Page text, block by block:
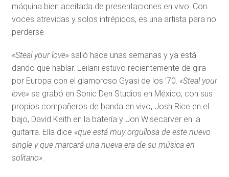
máquina bien aceitada de presentaciones en vivo. Con
voces atrevidas y solos intrépidos, es una artista para no
perderse.
«Steal your love»salió hace unas semanas y ya está
dando que hablar. Leilani estuvo recientemente de gira
por Europa con el glamoroso Gyasi de los ’70. «Steal your
love»se grabó en Sonic Den Studios en México, con sus
propios compañeros de banda en vivo, Josh Rice en el
bajo, David Keith en la batería y Jon Wisecarver en la
guitarra. Ella dice «que está muy orgullosa de este nuevo
single y que marcará una nueva era de su música en
solitario».